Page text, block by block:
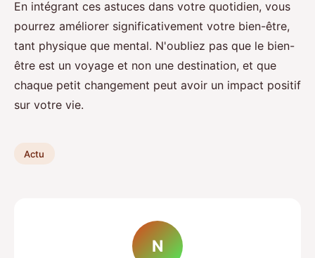
En intégrant ces astuces dans votre quotidien, vous
pourrez améliorer significativement votre bien-être,
tant physique que mental. N'oubliez pas que le bien-
être est un voyage et non une destination, et que
chaque petit changement peut avoir un impact positif
sur votre vie.
Actu
N